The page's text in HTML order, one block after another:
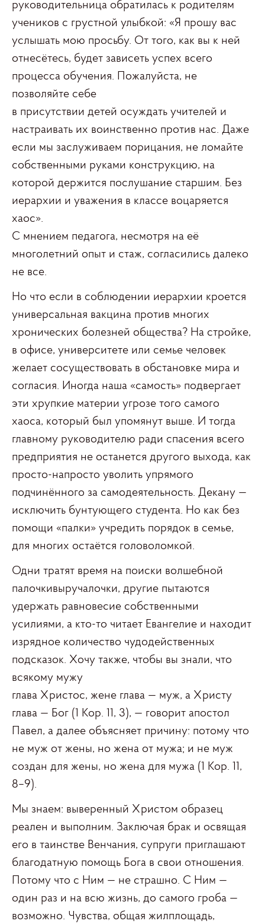
руководительница обратилась к родителям
учеников с грустной улыбкой: «Я прошу вас
услышать мою просьбу. От того, как вы к ней
отнесётесь, будет зависеть успех всего
процесса обучения. Пожалуйста, не
позволяйте себе
в присутствии детей осуждать учителей и
настраивать их воинственно против нас. Даже
если мы заслуживаем порицания, не ломайте
собственными руками конструкцию, на
которой держится послушание старшим. Без
иерархии и уважения в классе воцаряется
хаос».
С мнением педагога, несмотря на её
многолетний опыт и стаж, согласились далеко
не все.
Но что если в соблюдении иерархии кроется
универсальная вакцина против многих
хронических болезней общества? На стройке,
в офисе, университете или семье человек
желает сосуществовать в обстановке мира и
согласия. Иногда наша «самость» подвергает
эти хрупкие материи угрозе того самого
хаоса, который был упомянут выше. И тогда
главному руководителю ради спасения всего
предприятия не останется другого выхода, как
просто-напросто уволить упрямого
подчинённого за самодеятельность. Декану —
исключить бунтующего студента. Но как без
помощи «палки» учредить порядок в семье,
для многих остаётся головоломкой.
Одни тратят время на поиски волшебной
палочкивыручалочки, другие пытаются
удержать равновесие собственными
усилиями, а кто-то читает Евангелие и находит
изрядное количество чудодейственных
подсказок. Хочу также, чтобы вы знали, что
всякому мужу
глава Христос, жене глава — муж, а Христу
глава — Бог (1 Кор. 11, 3), — говорит апостол
Павел, а далее объясняет причину: потому что
не муж от жены, но жена от мужа; и не муж
создан для жены, но жена для мужа (1 Кор. 11,
8–9).
Мы знаем: выверенный Христом образец
реален и выполним. Заключая брак и освящая
его в таинстве Венчания, супруги приглашают
благодатную помощь Бога в свои отношения.
Потому что с Ним — не страшно. С Ним —
один раз и на всю жизнь, до самого гроба —
возможно. Чувства, общая жилплощадь,